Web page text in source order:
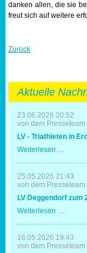
danken allen, die sie
freut sich auf weitere
Zurück
Aktuelle
23.06.2026 20:52
von dem Presseteam
LV - Triathleten in
Weiterlesen …
in
Erding
Spaß
Erfolg
25.05.2026 21:43
von dem Presseteam
LV Deggendorf zum
Weiterlesen …
zum
20.
Mal
16.05.2026 19:43
von dem Presseteam